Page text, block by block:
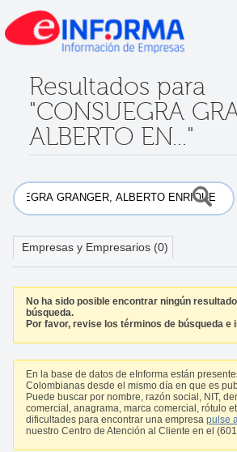
Resultados para
"CONSUEGRA
ALBERTO EN..."
Empresas y Empresarios (0)
No ha sido posible encontrar ningún
búsqueda.
Por favor, revise los términos de búsqueda e
En la base de datos de eInforma están
Colombianas desde el mismo día en que es
Puede buscar por nombre, razón social, NIT,
comercial, anagrama, marca comercial, rótulo
dificultades para encontrar una empresa pulse
nuestro Centro de Atención al Cliente en el